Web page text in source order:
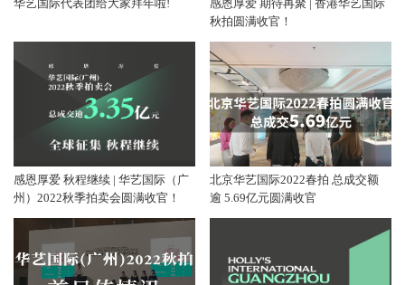
华艺国际代表团给大家拜年啦!
感恩厚爱 期待再聚 | 香港华艺国际
秋拍圆满收官！
感恩厚爱 秋程继续 | 华艺国际（广
州）2022秋季拍卖会圆满收官！
北京华艺国际2022春拍 总成交额
逾 5.69亿元圆满收官